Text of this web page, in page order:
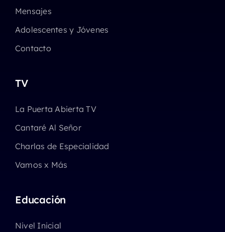
Mensajes
Adolescentes y Jóvenes
Contacto
TV
La Puerta Abierta TV
Cantaré Al Señor
Charlas de Especialidad
Vamos x Más
Educación
Nivel Inicial